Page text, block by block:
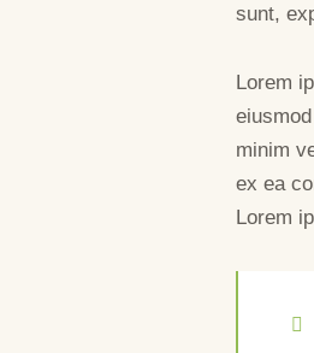
sunt,
Lorem
minim
ex ea
Lorem